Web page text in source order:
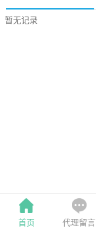
暂无记录
首页 代理留言